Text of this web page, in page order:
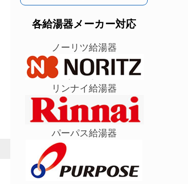
各給湯器メーカー対応
ノーリツ給湯器
リンナイ給湯器
パーパス給湯器